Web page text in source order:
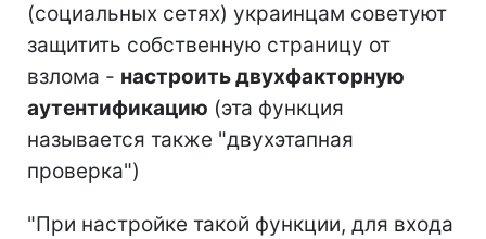
(социальных сетях) украинцам советуют
защитить собственную страницу от
взлома - настроить двухфакторную
аутентификацию (эта функция
называется также "двухэтапная
проверка")
"При настройке такой функции, для входа